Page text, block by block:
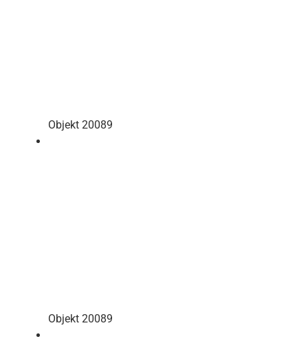
Objekt 20089
Objekt 20089